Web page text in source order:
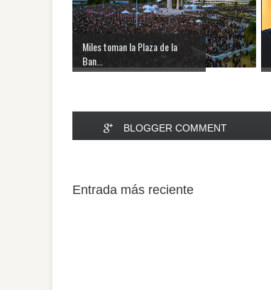
Miles toman la Plaza de la
Ban...
BLOGGER COMMENT
Entrada más reciente